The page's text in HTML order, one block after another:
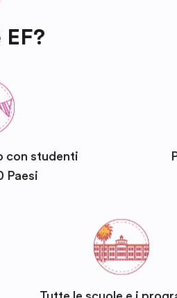
con studenti
Paesi